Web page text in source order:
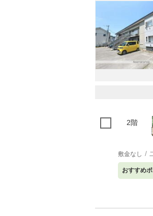
2階
敷金なし
おすすめ